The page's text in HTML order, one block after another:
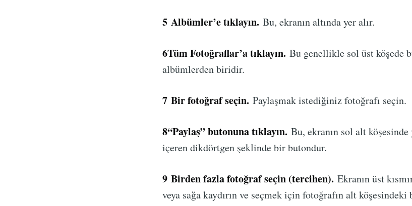
5 Albümler’e tıklayın. Bu, ekranın altında yer alır.
6Tüm Fotoğraflar’a tıklayın. Bu genellikle sol üst köşede
albümlerden biridir.
7 Bir fotoğraf seçin. Paylaşmak istediğiniz fotoğrafı seçin.
8“Paylaş” butonuna tıklayın. Bu, ekranın sol alt
içeren dikdörtgen şeklinde bir butondur.
9 Birden fazla fotoğraf seçin (tercihen). Ekranın üst
veya sağa kaydırın ve seçmek için fotoğrafın alt köşesindeki